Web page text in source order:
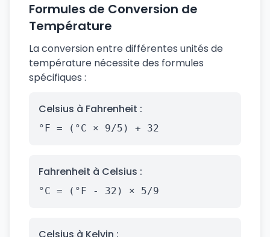
Formules de Conversion de
Température
La conversion entre différentes unités de
température nécessite des formules
spécifiques :
Celsius à Fahrenheit :
°F = (°C × 9/5) + 32
Fahrenheit à Celsius :
°C = (°F - 32) × 5/9